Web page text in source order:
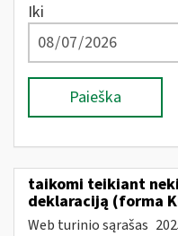
Iki
Paieška
taikomi teikiant
deklaraciją (forma
Web turinio sąrašas